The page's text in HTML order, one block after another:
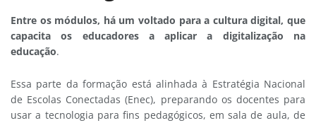
Entre os módulos, há um voltado para a cultura digital, que
capacita os educadores a aplicar a digitalização na
educação.
Essa parte da formação está alinhada à Estratégia Nacional
de Escolas Conectadas (Enec), preparando os docentes para
usar a tecnologia para fins pedagógicos, em sala de aula, de